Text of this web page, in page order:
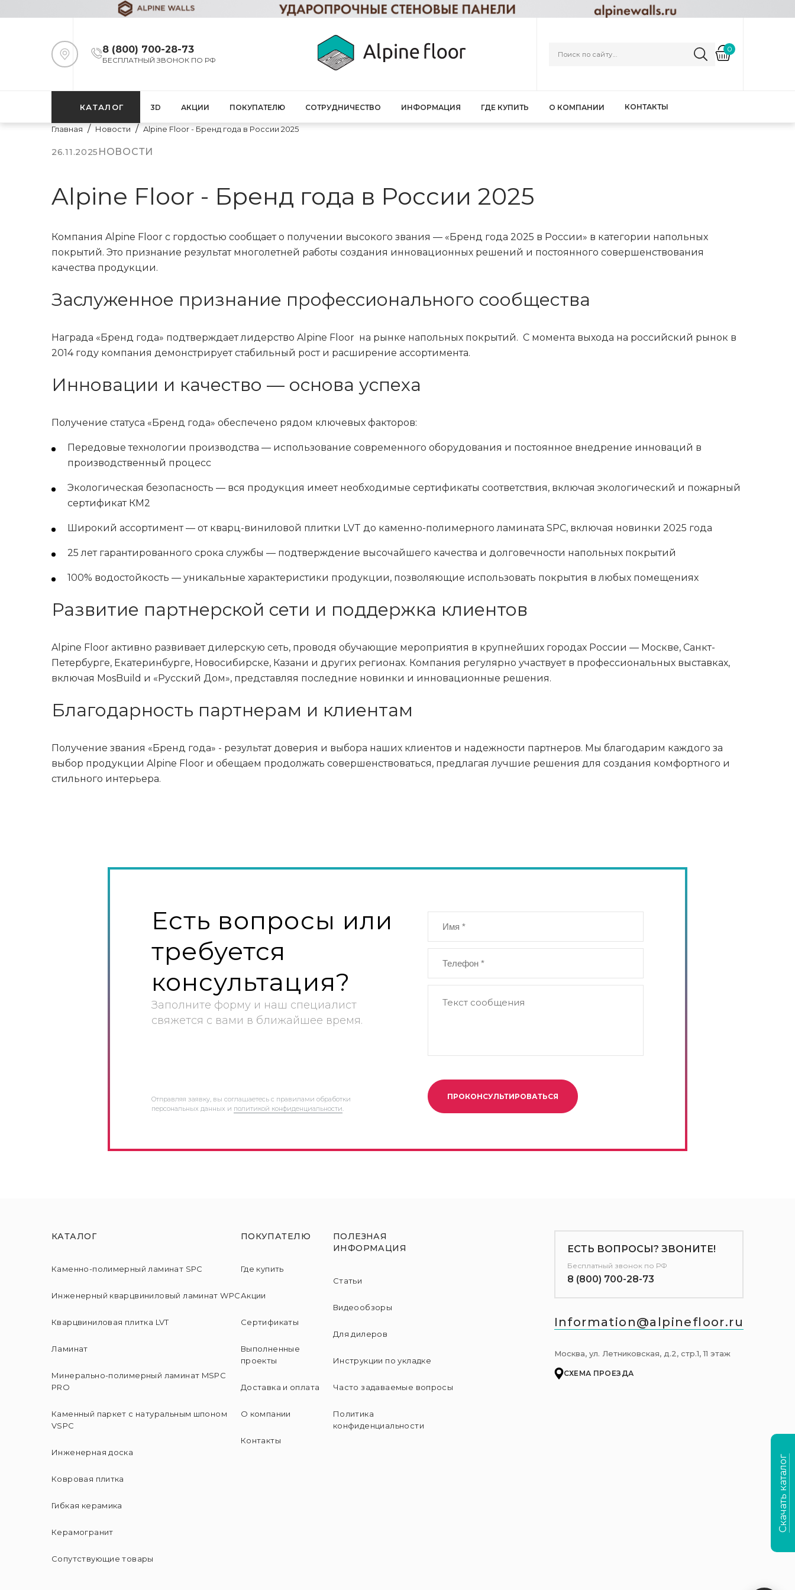
8 (800) 700-28-73
БЕСПЛАТНЫЙ ЗВОНОК ПО РФ
0
КАТАЛОГ 3D АКЦИИ ПОКУПАТЕЛЮ СОТРУДНИЧЕСТВО ИНФОРМАЦИЯ ГДЕ КУПИТЬ О КОМПАНИИ КОНТАКТЫ
Главная Новости Alpine Floor - Бренд года в России 2025
26.11.2025 НОВОСТИ
Alpine Floor - Бренд года в России 2025
Компания Alpine Floor с гордостью сообщает о получении высокого звания — «Бренд года 2025 в России» в категории напольных
покрытий. Это признание результат многолетней работы создания инновационных решений и постоянного совершенствования
качества продукции.
Заслуженное признание профессионального сообщества
Награда «Бренд года» подтверждает лидерство Alpine Floor на рынке напольных покрытий. С момента выхода на российский рынок в
2014 году компания демонстрирует стабильный рост и расширение ассортимента.
Инновации и качество — основа успеха
Получение статуса «Бренд года» обеспечено рядом ключевых факторов:
Передовые технологии производства — использование современного оборудования и постоянное внедрение инноваций в
производственный процесс
Экологическая безопасность — вся продукция имеет необходимые сертификаты соответствия, включая экологический и пожарный
сертификат КМ2
Широкий ассортимент — от кварц-виниловой плитки LVT до каменно-полимерного ламината SPC, включая новинки 2025 года
25 лет гарантированного срока службы — подтверждение высочайшего качества и долговечности напольных покрытий
100% водостойкость — уникальные характеристики продукции, позволяющие использовать покрытия в любых помещениях
Развитие партнерской сети и поддержка клиентов
Alpine Floor активно развивает дилерскую сеть, проводя обучающие мероприятия в крупнейших городах России — Москве, Санкт-
Петербурге, Екатеринбурге, Новосибирске, Казани и других регионах. Компания регулярно участвует в профессиональных выставках,
включая MosBuild и «Русский Дом», представляя последние новинки и инновационные решения.
Благодарность партнерам и клиентам
Получение звания «Бренд года» - результат доверия и выбора наших клиентов и надежности партнеров. Мы благодарим каждого за
выбор продукции Alpine Floor и обещаем продолжать совершенствоваться, предлагая лучшие решения для создания комфортного и
стильного интерьера.
Есть вопросы или
требуется
консультация?
Заполните форму и наш специалист
свяжется с вами в ближайшее время.
Отправляя заявку, вы соглашаетесь с правилами обработки
персональных данных и политикой конфиденциальности.
ПРОКОНСУЛЬТИРОВАТЬСЯ
КАТАЛОГ
Каменно-полимерный ламинат SPC
Инженерный кварцвиниловый ламинат WPC
Кварцвиниловая плитка LVT
Ламинат
Минерально-полимерный ламинат MSPC
PRO
Каменный паркет с натуральным шпоном
VSPC
Инженерная доска
Ковровая плитка
Гибкая керамика
Керамогранит
Сопутствующие товары
ПОКУПАТЕЛЮ
Где купить
Акции
Сертификаты
Выполненные
проекты
Доставка и оплата
О компании
Контакты
ПОЛЕЗНАЯ
ИНФОРМАЦИЯ
Статьи
Видеообзоры
Для дилеров
Инструкции по укладке
Часто задаваемые вопросы
Политика
конфиденциальности
ЕСТЬ ВОПРОСЫ? ЗВОНИТЕ!
Бесплатный звонок по РФ
8 (800) 700-28-73
Information@alpinefloor.ru
Москва, ул. Летниковская, д.2, стр.1, 11 этаж
СХЕМА ПРОЕЗДА
Скачать каталог